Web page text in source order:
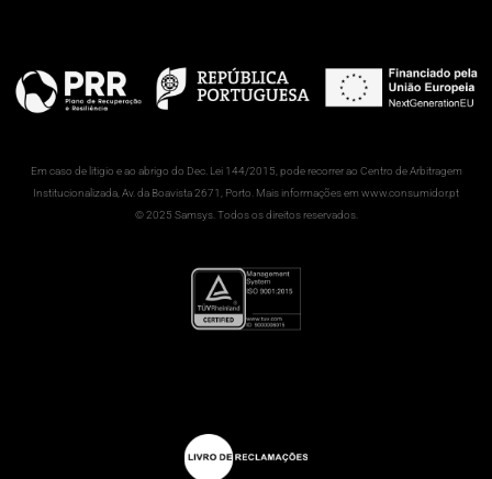
Em caso de litigio e ao abrigo do Dec. Lei 144/2015, pode recorrer ao Centro de Arbitragem
Institucionalizada, Av. da Boavista 2671, Porto. Mais informações em www.consumidor.pt
© 2025 Samsys. Todos os direitos reservados.